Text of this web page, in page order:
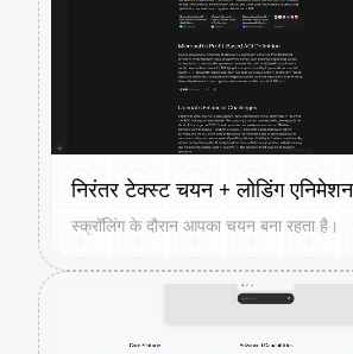
निरंतर टेक्स्ट चयन + लोडिंग
स्क्रॉलिंग के दौरान आपका चयन बना रहता है।